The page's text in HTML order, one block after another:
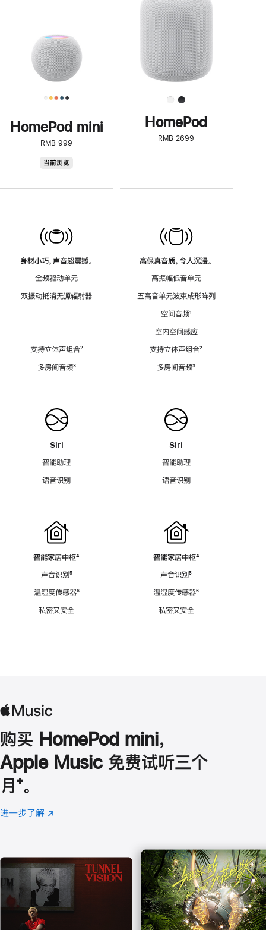
HomePod mini
RMB 999
当前浏览
身材小巧，声音超震撼。
全频驱动单元
双振动抵消无源辐射器
—
—
支持立体声组合脚
²
多房间音频脚
³
Siri
智能助理
语音识别
智能家居中枢脚
⁴
声音识别脚
⁵
温湿度传感器脚
⁶
私密又安全
了
解
HomePod<
HomePod
RMB 2699
高保真音质，令人沉浸。
高振幅低音单元
五高音单元波束成形阵列
空间音频脚
¹
室内空间感应
支持立体声组合脚
²
多房间音频脚
³
Siri
智能助理
语音识别
智能家居中枢脚
⁴
声音识别脚
⁵
温湿度传感器脚
⁶
私密又安全
购买 HomePod mini，
Apple Music 免费试听三个
月 脚
注
⁺。
进一步了解 Apple
(在
口
中
打
开)